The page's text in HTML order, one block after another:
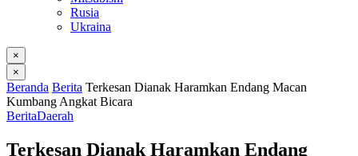
Rusia
Ukraina
×
×
Beranda Berita Terkesan Dianak Haramkan Endang Macan
Kumbang Angkat Bicara
BeritaDaerah
Terkesan Dianak Haramkan Endang